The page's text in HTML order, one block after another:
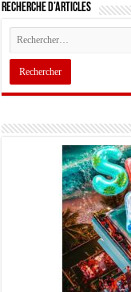
Recherche d’articles